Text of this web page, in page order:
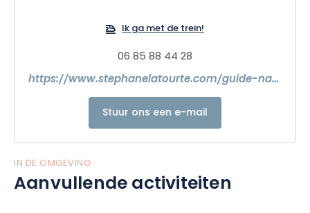
Schoolreisjes.
Ik ga met de trein!
06 85 88 44 28
https://www.stephanelatourte.com/guide-nature
Stuur ons een e-mail
IN DE OMGEVING
Aanvullende activiteiten